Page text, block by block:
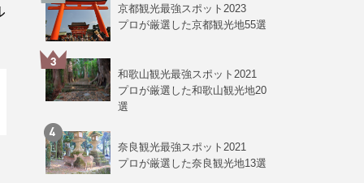
京都観光最強スポット2023
プロが厳選した京都観光地55選
和歌山観光最強スポット2021
プロが厳選した和歌山観光地20
選
奈良観光最強スポット2021
プロが厳選した奈良観光地13選